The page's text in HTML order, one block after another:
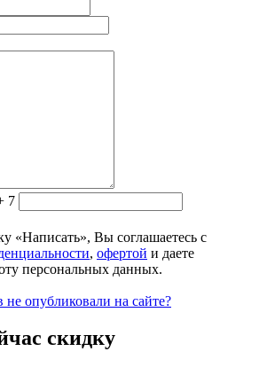
7
«Написать», Вы соглашаетесь с
, офертой и даете
персональных данных.
опубликовали на сайте?
скидку